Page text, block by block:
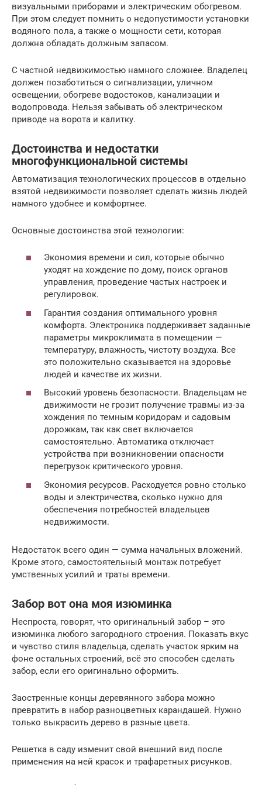
визуальными приборами и электрическим обогревом.
При этом следует помнить о недопустимости установки
водяного пола, а также о мощности сети, которая
должна обладать должным запасом.
С частной недвижимостью намного сложнее. Владелец
должен позаботиться о сигнализации, уличном
освещении, обогреве водостоков, канализации и
водопровода. Нельзя забывать об электрическом
приводе на ворота и калитку.
Достоинства и недостатки
многофункциональной системы
Автоматизация технологических процессов в отдельно
взятой недвижимости позволяет сделать жизнь людей
намного удобнее и комфортнее.
Основные достоинства этой технологии:
Экономия времени и сил, которые обычно
уходят на хождение по дому, поиск органов
управления, проведение частых настроек и
регулировок.
Гарантия создания оптимального уровня
комфорта. Электроника поддерживает заданные
параметры микроклимата в помещении —
температуру, влажность, чистоту воздуха. Все
это положительно сказывается на здоровье
людей и качестве их жизни.
Высокий уровень безопасности. Владельцам не
движимости не грозит получение травмы из-за
хождения по темным коридорам и садовым
дорожкам, так как свет включается
самостоятельно. Автоматика отключает
устройства при возникновении опасности
перегрузок критического уровня.
Экономия ресурсов. Расходуется ровно столько
воды и электричества, сколько нужно для
обеспечения потребностей владельцев
недвижимости.
Недостаток всего один — сумма начальных вложений.
Кроме этого, самостоятельный монтаж потребует
умственных усилий и траты времени.
Забор вот она моя изюминка
Неспроста, говорят, что оригинальный забор – это
изюминка любого загородного строения. Показать вкус
и чувство стиля владельца, сделать участок ярким на
фоне остальных строений, всё это способен сделать
забор, если его оригинально оформить.
Заостренные концы деревянного забора можно
превратить в набор разноцветных карандашей. Нужно
только выкрасить дерево в разные цвета.
Решетка в саду изменит свой внешний вид после
применения на ней красок и трафаретных рисунков.